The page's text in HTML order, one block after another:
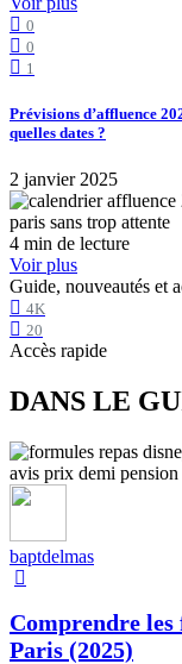
0
0
1
Prévisions d’affluence
quelles dates ?
2 janvier 2025
4 min de lecture
Voir plus
Guide, nouveautés et
4K
20
Accès rapide
DANS LE
baptdelmas
Comprendre les
Paris (2025)